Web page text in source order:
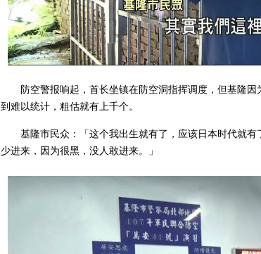
防空警报响起，首长坐镇在防空洞指挥调度，但基隆
到难以统计，粗估就有上千个。
基隆市民众：「这个我出生就有了，应该日本时代就
少进来，因为很黑，没人敢进来。」